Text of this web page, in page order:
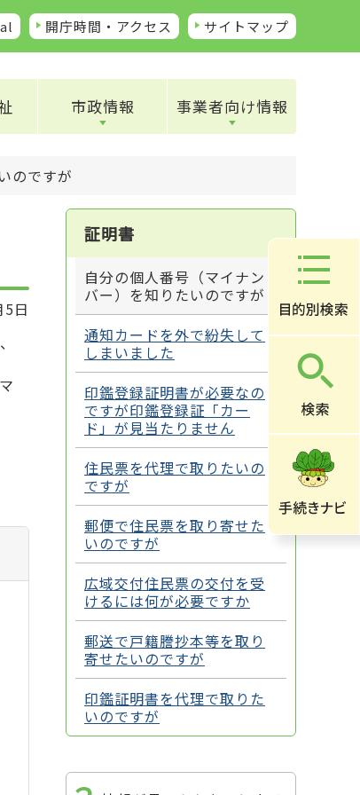
開庁時間・アクセス サイトマップ
市政情報 事業者向け情報
のですが
日
証明書
自分の個人番号（マイナン
バー）を知りたいのですが
通知カードを外で紛失して
しまいました
印鑑登録証明書が必要なの
ですが印鑑登録証「カー
ド」が見当たりません
住民票を代理で取りたいの
ですが
郵便で住民票を取り寄せた
いのですが
広域交付住民票の交付を受
けるには何が必要ですか
郵送で戸籍謄抄本等を取り
寄せたいのですが
印鑑証明書を代理で取りた
いのですが